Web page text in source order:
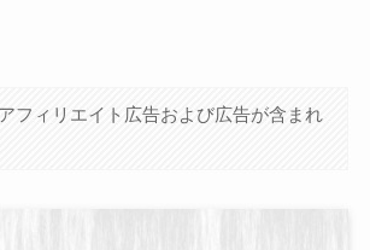
フィリエイト広告および広告が含まれ